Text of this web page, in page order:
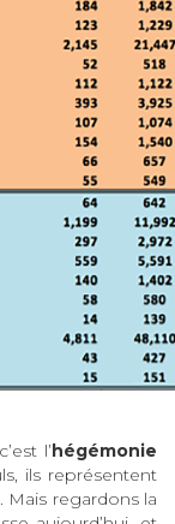
l’hégémonie
ils représentent
Mais regardons la